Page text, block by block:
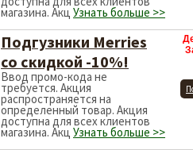
магазина. Акц Узнать больше >>
Подгузники Merries
со скидкой -10%!
Ввод промо-кода не
требуется. Акция
распространяется на
определенный товар. Акция
доступна для всех клиентов
магазина. Акц Узнать больше >>